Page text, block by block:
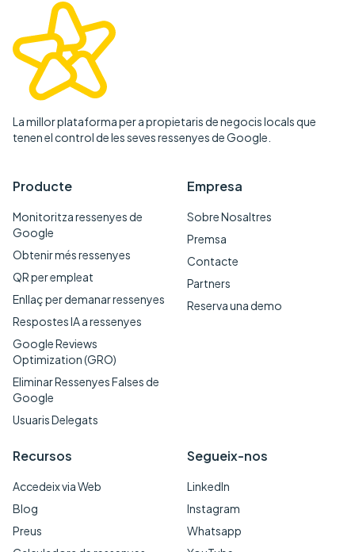
La millor plataforma per a propietaris de negocis locals que
tenen el control de les seves ressenyes de Google.
Producte
Monitoritza ressenyes de
Google
Obtenir més ressenyes
QR per empleat
Enllaç per demanar ressenyes
Respostes IA a ressenyes
Google Reviews
Optimization (GRO)
Eliminar Ressenyes Falses de
Google
Usuaris Delegats
Empresa
Sobre Nosaltres
Premsa
Contacte
Partners
Reserva una demo
Recursos
Accedeix via Web
Blog
Preus
Segueix-nos
LinkedIn
Instagram
Whatsapp